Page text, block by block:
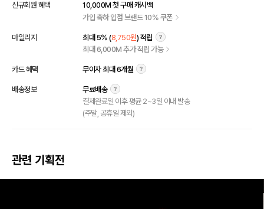
신규회원 혜택
10,000M 첫 구매 캐시백
가입 축하 입점 브랜드 10% 쿠폰
마일리지 최대 5% (8,750원) 적립
최대 6,000M 추가 적립 가능
카드 혜택 무이자 최대 6개월
배송정보
무료배송
결제완료일 이후 평균 2~3일 이내 발송
(주말, 공휴일 제외)
관련 기획전